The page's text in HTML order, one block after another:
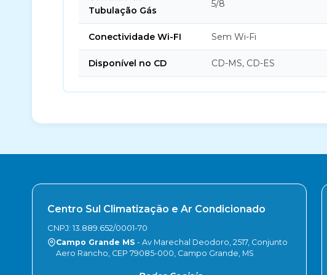
Tubulação Gás
5/8
Conectividade Wi-FI Sem Wi-Fi
Disponível no CD CD-MS, CD-ES
Centro Sul Climatização e Ar Condicionado
CNPJ: 13.889.652/0001-70
Campo Grande MS - Av Marechal Deodoro, 2517, Conjunto
Aero Rancho, CEP 79085-000, Campo Grande, MS